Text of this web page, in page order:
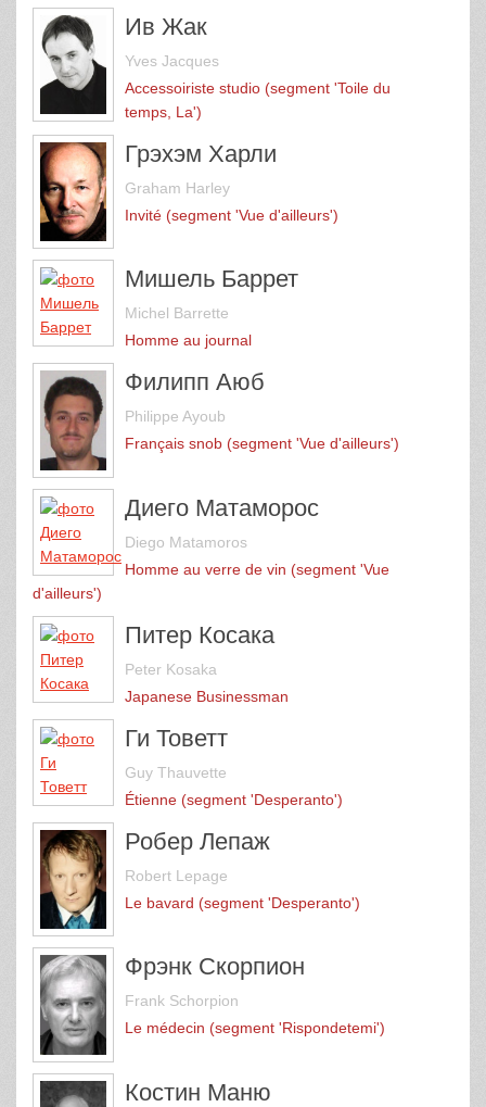
Ив Жак
Yves Jacques
Accessoiriste studio (segment 'Toile du
temps, La')
Грэхэм Харли
Graham Harley
Invité (segment 'Vue d'ailleurs')
Мишель Баррет
Michel Barrette
Homme au journal
Филипп Аюб
Philippe Ayoub
Français snob (segment 'Vue d'ailleurs')
Диего Матаморос
Diego Matamoros
Homme au verre de vin (segment 'Vue
d'ailleurs')
Питер Косака
Peter Kosaka
Japanese Businessman
Ги Товетт
Guy Thauvette
Étienne (segment 'Desperanto')
Робер Лепаж
Robert Lepage
Le bavard (segment 'Desperanto')
Фрэнк Скорпион
Frank Schorpion
Le médecin (segment 'Rispondetemi')
Костин Маню